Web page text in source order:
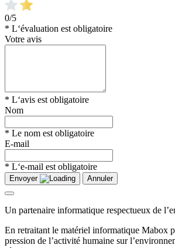
0/5
* L‘évaluation est obligatoire
Votre avis
* L‘avis est obligatoire
Nom
* Le nom est obligatoire
E-mail
* L‘e-mail est obligatoire
Envoyer Annuler
Un partenaire informatique respectueux de
En retraitant le matériel informatique Mabox
pression de l’activité humaine sur